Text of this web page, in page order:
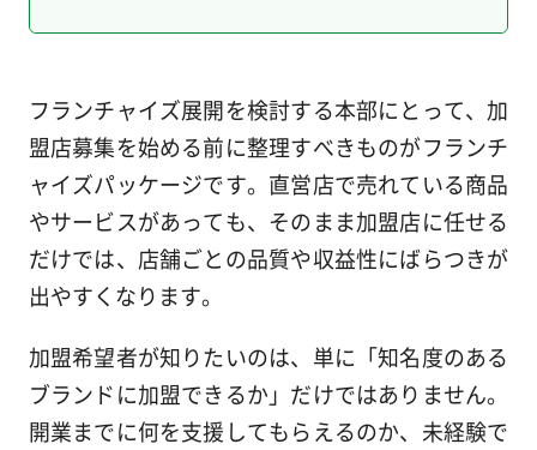
フランチャイズ展開を検討する本部にとって、加
盟店募集を始める前に整理すべきものがフランチ
ャイズパッケージです。直営店で売れている商品
やサービスがあっても、そのまま加盟店に任せる
だけでは、店舗ごとの品質や収益性にばらつきが
出やすくなります。
加盟希望者が知りたいのは、単に「知名度のある
ブランドに加盟できるか」だけではありません。
開業までに何を支援してもらえるのか、未経験で